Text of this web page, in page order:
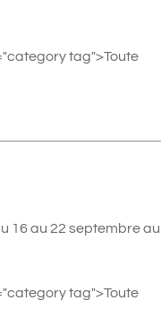
tag">Toute
16 au 22 septembre au
tag">Toute